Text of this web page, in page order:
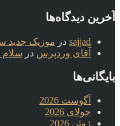
آخرین دیدگاه‌ها
sajjad در موزیک جدید
آقای وردپرس در سلام
بایگانی‌ها
آگوست 2026
جولای 2026
ژوئن 2026